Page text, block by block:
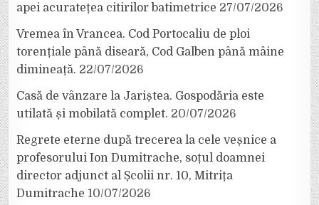
apei acuratețea citirilor batimetrice 27/07/2026
Vremea în Vrancea. Cod Portocaliu de ploi
torențiale până diseară, Cod Galben până mâine
dimineață. 22/07/2026
Casă de vânzare la Jariștea. Gospodăria este
utilată și mobilată complet. 20/07/2026
Regrete eterne după trecerea la cele veșnice a
profesorului Ion Dumitrache, soțul doamnei
director adjunct al Școlii nr. 10, Mitrița
Dumitrache 10/07/2026